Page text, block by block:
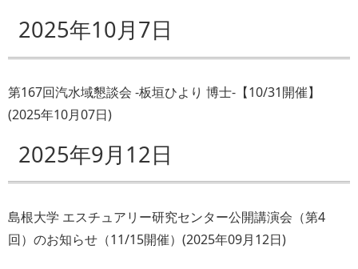
2025年10月7日
第167回汽水域懇談会 -板垣ひより 博士-【10/31開催】
(2025年10月07日)
2025年9月12日
島根大学 エスチュアリー研究センター公開講演会（第4
回）のお知らせ（11/15開催） (2025年09月12日)